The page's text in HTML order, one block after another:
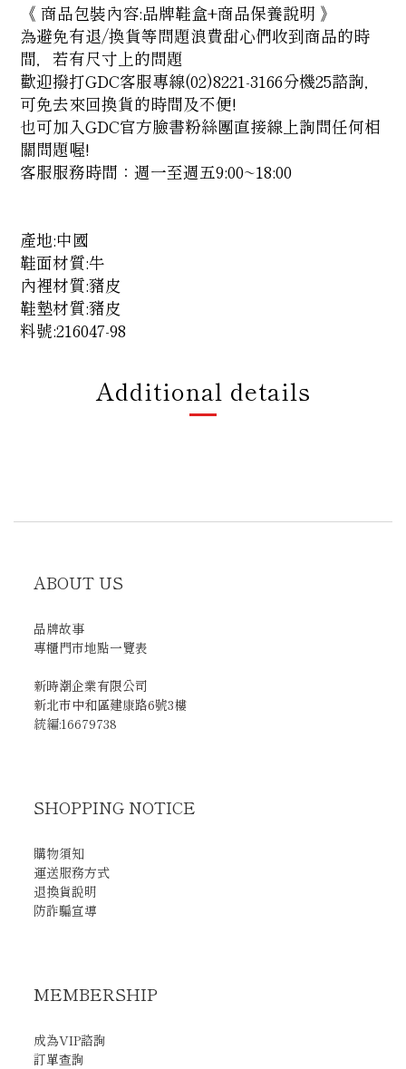
《 商品包裝內容:品牌鞋盒+商品保養說明 》
為避免有退/換貨等問題浪費甜心們收到商品的時
間，若有尺寸上的問題
歡迎撥打GDC客服專線(02)8221-3166分機25諮詢，
可免去來回換貨的時間及不便!
也可加入GDC官方臉書粉絲團直接線上詢問任何相
關問題喔!
客服服務時間：週一至週五9:00~18:00
產地:中國
鞋面材質:牛
內裡材質:豬皮
鞋墊材質:豬皮
料號:216047-98
Additional details
ABOUT US
品牌故事
專櫃門市地點一覽表
新時潮企業有限公司
新北市中和區建康路6號3樓
統編:16679738
SHOPPING NOTICE
購物須知
運送服務方式
退換貨說明
防詐騙宣導
MEMBERSHIP
成為VIP諮詢
訂單查詢